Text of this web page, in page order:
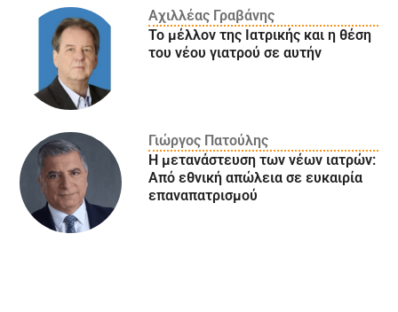
Αχιλλέας Γραβάνης
Το μέλλον της Ιατρικής και η θέση
του νέου γιατρού σε αυτήν
Γιώργος Πατούλης
Η μετανάστευση των νέων ιατρών:
Aπό εθνική απώλεια σε ευκαιρία
επαναπατρισμού